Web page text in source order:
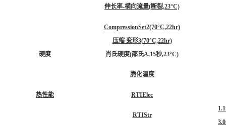
伸长率-横向流量(断裂,23°C)
CompressionSet2(70°C,22hr)
压缩 变形3(70°C,22hr)
硬度
肖氏硬度(邵氏A,15秒,23°C)
热性能
脆化温度
RTIElec
RTIStr